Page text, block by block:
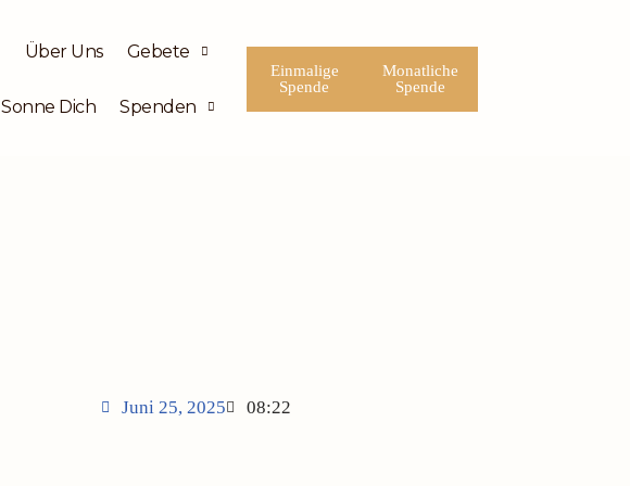
Über Uns Gebete
Sonne Dich Spenden
Einmalige
Spende
Monatliche
Spende
Juni 25, 2025 08:22